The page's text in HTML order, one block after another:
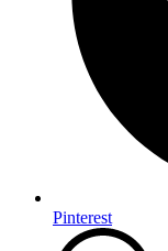
Pinterest